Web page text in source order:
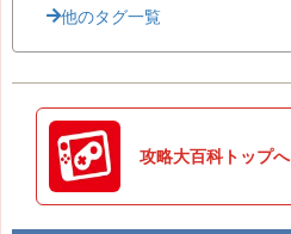
他のタグ一覧
攻略大百科トップへ